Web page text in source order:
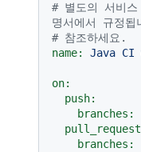
# 별도의 서비
명서에서 규정됩
# 참조하세요.
name:
Java CI
on:
push:
branches:
branches: